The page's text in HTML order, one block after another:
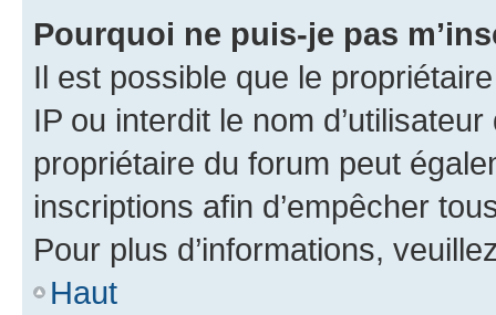
Pourquoi ne puis-je pas
Il est possible que le
IP ou interdit le nom
propriétaire du forum peut
inscriptions afin d’empêcher
Pour plus d’informations,
Haut